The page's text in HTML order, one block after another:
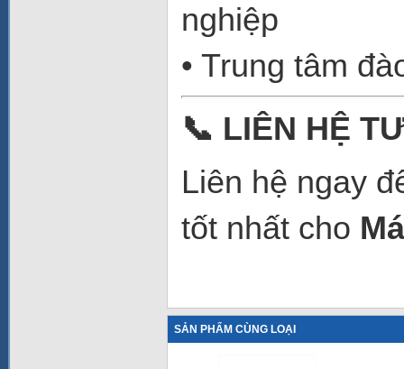
nghiệp
• Trung tâm
📞 LIÊN HỆ
Liên hệ ngay
tốt nhất cho
SẢN PHẨM CÙNG LOẠI